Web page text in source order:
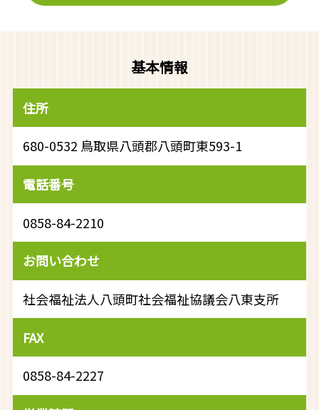
基本情報
住所
680-0532 鳥取県八頭郡八頭町東593-1
電話番号
0858-84-2210
お問い合わせ
社会福祉法人八頭町社会福祉協議会八東支所
FAX
0858-84-2227